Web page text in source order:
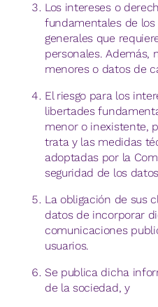
Los intereses o
fundamentales de
generales que
personales. Además,
menores o datos de
El riesgo para los
libertades
menor o inexistente,
trata y las medidas
adoptadas por la
seguridad de los datos
La obligación de sus
datos de incorporar
comunicaciones
usuarios.
Se publica dicha
de la sociedad, y